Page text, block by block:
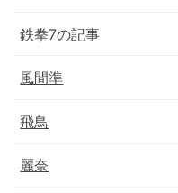
鉄拳7の記事
風間準
飛鳥
麗奈